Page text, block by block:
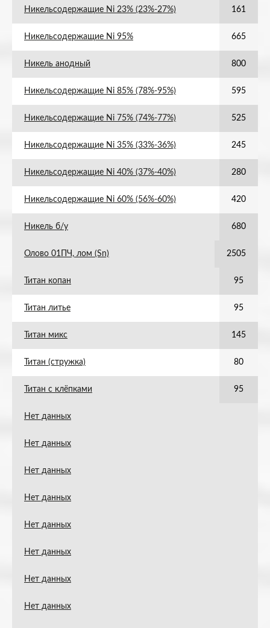
Никельсодержащие Ni 23% (23%-27%) 161
Никельсодержащие Ni 95% 665
Никель анодный 800
Никельсодержащие Ni 85% (78%-95%) 595
Никельсодержащие Ni 75% (74%-77%) 525
Никельсодержащие Ni 35% (33%-36%) 245
Никельсодержащие Ni 40% (37%-40%) 280
Никельсодержащие Ni 60% (56%-60%) 420
Никель б/у 680
Олово 01ПЧ, лом (Sn) 2505
Титан копан 95
Титан литье 95
Титан микс 145
Титан (стружка) 80
Титан с клёпками 95
Нет данных
Нет данных
Нет данных
Нет данных
Нет данных
Нет данных
Нет данных
Нет данных